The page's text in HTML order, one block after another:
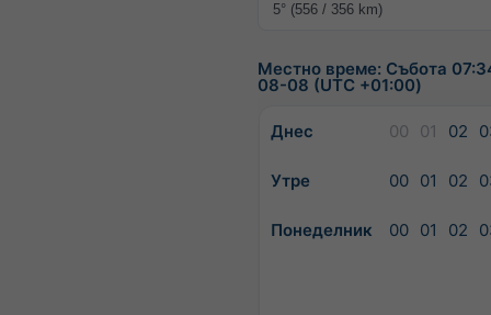
Местно време: Събота
08-08 (UTC +01:00)
Днес 00 01 02
Утре 00 01 02
Понеделник 00 01 02